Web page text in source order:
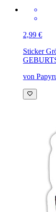
2,99 €
Sticker
von